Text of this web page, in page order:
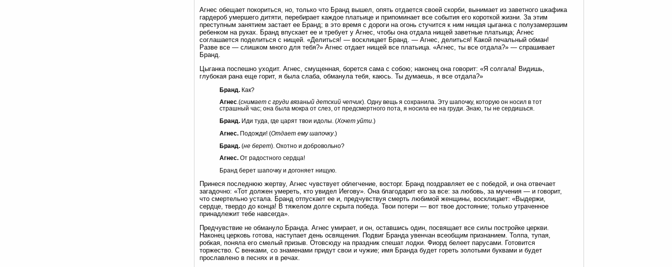
Агнес обещает покориться, но, только что Бранд вышел, опять отдается своей скорби, вынимает из заветного шкафика
гардероб умершего дитяти, перебирает каждое платьице и припоминает все события его короткой жизни. За этим
преступным занятием застает ее Бранд; в это время с дороги на огонь стучится к ним нищая цыганка с полузамерзшим
ребенком на руках. Бранд впускает ее и требует у Агнес, чтобы она отдала нищей заветные платьица; Агнес
соглашается поделиться с нищей. «Делиться! — восклицает Бранд. — Агнес, делиться! Какой печальный обман!
Разве все — слишком много для тебя?» Агнес отдает нищей все платьица. «Агнес, ты все отдала?» — спрашивает
Бранд.
Цыганка поспешно уходит. Агнес, смущенная, борется сама с собою; наконец она говорит: «Я солгала! Видишь,
глубокая рана еще горит, я была слаба, обманула тебя, каюсь. Ты думаешь, я все отдала?»
Бранд. Как?
Агнес .(снимает с груди вязаный детский чепчик). Одну вещь я сохранила. Эту шапочку, которую он носил в тот
страшный час; она была мокра от слез, от предсмертного пота, я носила ее на груди. Знаю, ты не сердишься.
Бранд. Иди туда, где царят твои идолы. (Хочет уйти .)
Агнес. Подожди! (Отдает ему шапочку.)
Бранд. (не берет). Охотно и добровольно?
Агнес. От радостного сердца!
Бранд берет шапочку и догоняет нищую.
Принеся последнюю жертву, Агнес чувствует облегчение, восторг. Бранд поздравляет ее с победой, и она отвечает
загадочно: «Тот должен умереть, кто увидел Иегову». Она благодарит его за все: за любовь, за мучения — и говорит,
что смертельно устала. Бранд отпускает ее и, предчувствуя смерть любимой женщины, восклицает: «Выдержи,
сердце, твердо до конца! В тяжелом долге скрыта победа. Твои потери — вот твое достояние; только утраченное
принадлежит тебе навсегда».
Предчувствие не обмануло Бранда. Агнес умирает, и он, оставшись один, посвящает все силы постройке церкви.
Наконец церковь готова, наступает день освящения. Подвиг Бранда увенчан всеобщим признанием. Толпа, тупая,
робкая, поняла его смелый призыв. Отовсюду на праздник спешат лодки. Фиорд белеет парусами. Готовится
торжество. С венками, со знаменами придут свои и чужие; имя Бранда будет гореть золотыми буквами и будет
прославлено в песнях и в речах.